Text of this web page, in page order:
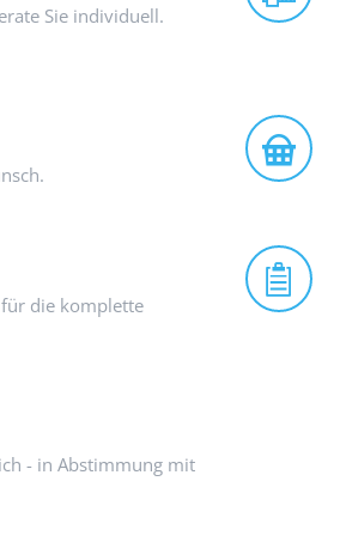
Sie individuell.
die komplette
- in Abstimmung mit